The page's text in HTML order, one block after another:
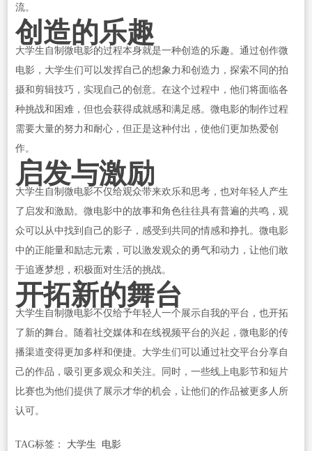
流。
创造的乐趣
大学生自制微电影的过程本身就是一种创造的乐趣。通过创作微
电影，大学生们可以发挥自己的想象力和创造力，探索不同的拍
摄和剪辑技巧，实现自己的创意。在这个过程中，他们将面临各
种挑战和困难，但也会获得成就感和满足感。微电影的制作过程
需要大量的努力和耐心，但正是这种付出，使他们更加热爱创
作。
启发与激励
大学生自制微电影不仅给观众带来欢乐和思考，也对年轻人产生
了启发和激励。微电影中的故事和角色往往具有普遍的共鸣，观
众可以从中找到自己的影子，感受到共同的情感和挣扎。微电影
中的正能量和励志元素，可以激发观众的勇气和动力，让他们敢
于追逐梦想，积极面对生活的挑战。
开拓新的舞台
大学生自制微电影不仅给予年轻人一个展示自我的平台，也开拓
了新的舞台。随着社交媒体和在线视频平台的兴起，微电影的传
播渠道变得更加多样和便捷。大学生们可以通过社交平台分享自
己的作品，吸引更多观众和关注。同时，一些线上电影节和短片
比赛也为他们提供了展示才华的机会，让他们的作品被更多人所
认可。
TAG标签： 大学生 电影